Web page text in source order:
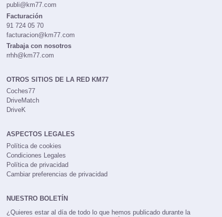
publi@km77.com
Facturación
91 724 05 70
facturacion@km77.com
Trabaja con nosotros
rrhh@km77.com
OTROS SITIOS DE LA RED KM77
Coches77
DriveMatch
DriveK
ASPECTOS LEGALES
Política de cookies
Condiciones Legales
Política de privacidad
Cambiar preferencias de privacidad
NUESTRO BOLETÍN
¿Quieres estar al día de todo lo que hemos publicado durante la